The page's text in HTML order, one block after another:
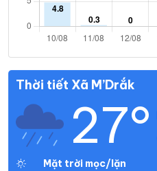
Thời tiết Xã M’Drắk
27°
Mặt trời mọc/lặn